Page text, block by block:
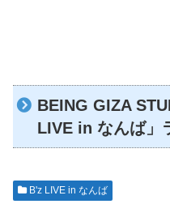
BEING GIZA
LIVE in なんば」
B'z LIVE in なんば